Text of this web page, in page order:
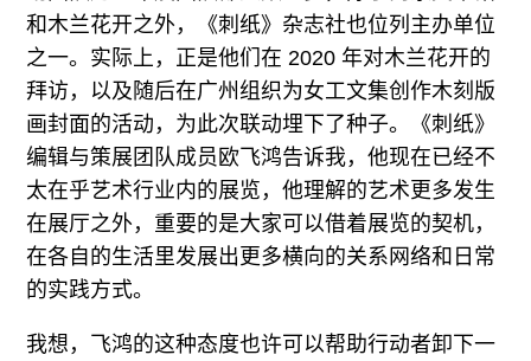
和木兰花开之外，《刺纸》杂志社也位列主办单位
之一。实际上，正是他们在 2020 年对木兰花开的
拜访，以及随后在广州组织为女工文集创作木刻版
画封面的活动，为此次联动埋下了种子。《刺纸》
编辑与策展团队成员欧飞鸿告诉我，他现在已经不
太在乎艺术行业内的展览，他理解的艺术更多发生
在展厅之外，重要的是大家可以借着展览的契机，
在各自的生活里发展出更多横向的关系网络和日常
的实践方式。
我想，飞鸿的这种态度也许可以帮助行动者卸下一